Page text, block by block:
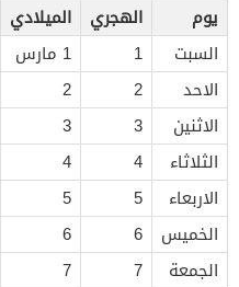
يوم
الهجري الميلادي
السبت
1 1 مارس
الاحد
2
2
الاثنين
3
3
الثلاثاء
4
4
الاربعاء
5
5
الخميس
6
6
الجمعة
7
7